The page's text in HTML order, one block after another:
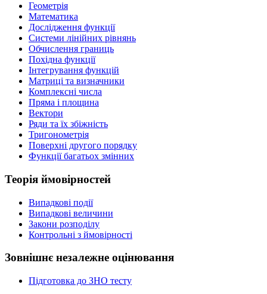
Геометрія
Математика
Дослідження функції
Системи лінійних рівнянь
Обчислення границь
Похідна функції
Інтегрування функцій
Матриці та визначники
Комплексні числа
Пряма і площина
Вектори
Ряди та їх збіжність
Тригонометрія
Поверхні другого порядку
Функції багатьох змінних
Теорія ймовірностей
Випадкові події
Випадкові величини
Закони розподілу
Контрольні з ймовірності
Зовнішнє незалежне оцінювання
Підготовка до ЗНО тесту